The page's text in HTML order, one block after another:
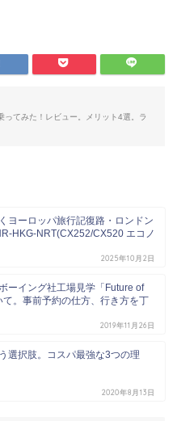
てみた！レビュー。メリット4選。ラ
ヨーロッパ旅行記復路・ロンドン
HKG-NRT(CX252/CX520 エコノ
2025年10月2日
ーイング社工場見学「Future of
て。事前予約の仕方、行き方を丁
2019年11月26日
選択肢。コスパ最強な3つの理
2020年8月13日